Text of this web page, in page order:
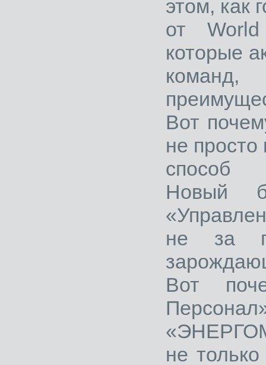
этом, как
от
которые
Вот
не
способ
Новый
не за
Вот
не